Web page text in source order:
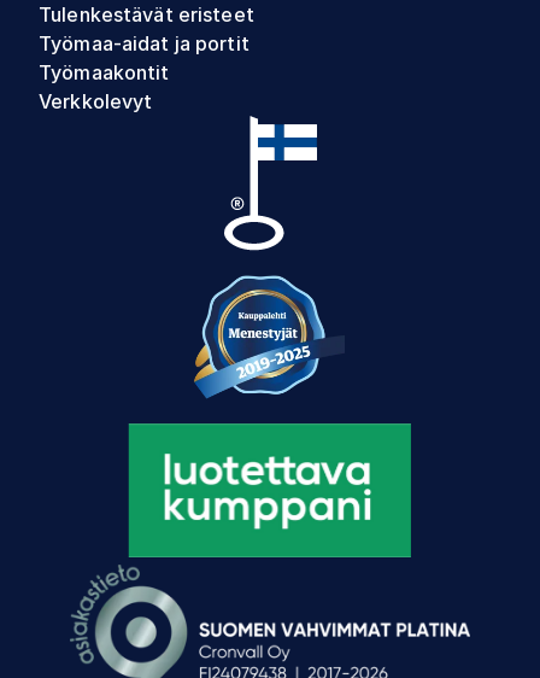
Tulenkestävät eristeet
Työmaa-aidat ja portit
Työmaakontit
Verkkolevyt